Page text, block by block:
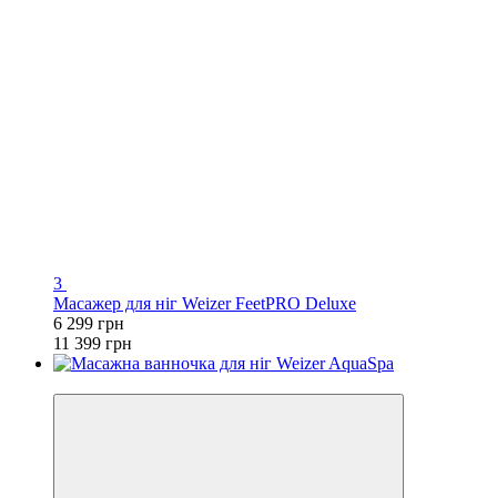
3
Масажер для ніг Weizer FeetPRO Deluxe
6 299 грн
11 399 грн